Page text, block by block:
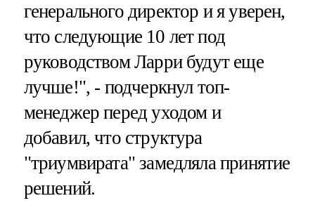
генерального директор и я уверен,
что следующие 10 лет под
руководством Ларри будут еще
лучше!", - подчеркнул топ-
менеджер перед уходом и
добавил, что структура
"триумвирата" замедляла принятие
решений.